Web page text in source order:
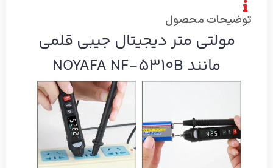
توضیحات محصول
مولتی متر دیجیتال جیبی قلمی
مانند NOYAFA NF-5310B